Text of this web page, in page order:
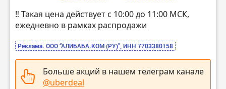
‼️ Такая цена действует с 10:00 до 11:00 МСК,
ежедневно в рамках распродажи
Реклама. ООО “АЛИБАБА.КОМ (РУ)”, ИНН 7703380158
Больше акций в нашем телеграм канале
@uberdeal